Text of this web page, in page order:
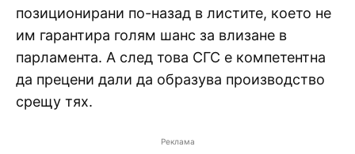
позиционирани по-назад в листите, което не
им гарантира голям шанс за влизане в
парламента. А след това СГС е компетентна
да прецени дали да образува производство
срещу тях.
Реклама